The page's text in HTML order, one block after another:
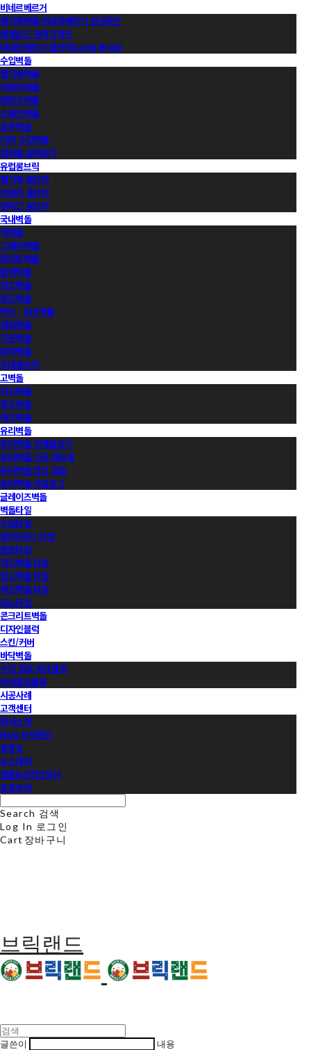
비네르베르거
벨기에벽돌 비네르베르거 정규라인
에겐순드 덴마크라인
비네르베르거 롱브릭(Long Brick)
수입벽돌
벨기에벽돌
이태리벽돌
덴마크벽돌
스페인벽돌
호주벽돌
이외 수입벽돌
컬러별 살펴보기
유럽롱브릭
벨기에 롱브릭
이태리 롱브릭
덴마크 롱브릭
국내벽돌
적벽돌
그레이벽돌
화이트벽돌
블랙벽돌
적고벽돌
청고벽돌
백고ㆍ회고벽돌
컬러벽돌
가공벽돌
유약벽돌
국내롱브릭
고벽돌
적고벽돌
청고벽돌
백고벽돌
유리벽돌
유리벽돌 전제품보기
유리벽돌 시공 매뉴얼
유리벽돌 영상 모음
유리벽돌 카달로그
글레이즈벽돌
벽돌타일
수입타일
롱(와이드) 타일
점토타일
적고벽돌 타일
청고벽돌 타일
백고벽돌 타일
모노타일
콘크리트벽돌
디자인블럭
스킨/커버
바닥벽돌
수입 점토 바닥블럭
국내점토블록
시공사례
고객센터
회사소개
Now 브릭랜드
동영상
뉴스레터
샘플&견적신청서
프로모션
Search 검색
Log In 로그인
Cart 장바구니
브릭랜드
글쓴이 내용